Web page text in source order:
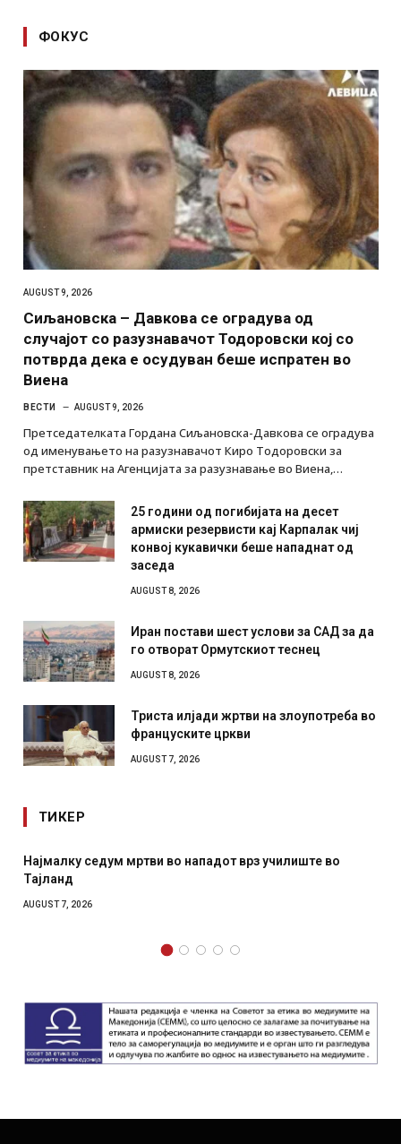
ФОКУС
AUGUST 9, 2026
Сиљановска – Давкова се оградува од
случајот со разузнавачот Тодоровски кој со
потврда дека е осудуван беше испратен во
Виена
ВЕСТИ AUGUST 9, 2026
Претседателката Гордана Сиљановска-Давкова се оградува
од именувањето на разузнавачот Киро Тодоровски за
претставник на Агенцијата за разузнавање во Виена,…
25 години од погибијата на десет
армиски резервисти кај Карпалак чиј
конвој кукавички беше нападнат од
заседа
AUGUST 8, 2026
Иран постави шест услови за САД за да
го отворат Ормутскиот теснец
AUGUST 8, 2026
Триста илјади жртви на злоупотреба во
француските цркви
AUGUST 7, 2026
ТИКЕР
училиште во
СОЗИС: Украинците повеќе им